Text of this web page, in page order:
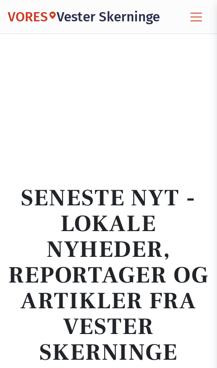
VORES Vester Skerninge
SENESTE NYT -
LOKALE
NYHEDER,
REPORTAGER OG
ARTIKLER FRA
VESTER
SKERNINGE